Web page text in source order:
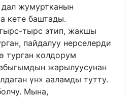
жумуртканын
кете баштады.
тырс этип, жакшы
пайдалуу нерселерди
турган колдорум
жарылуусунан
үн» ааламды тутту.
Мына,